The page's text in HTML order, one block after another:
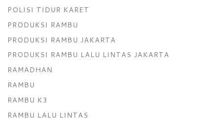
POLISI TIDUR KARET
PRODUKSI RAMBU
PRODUKSI RAMBU JAKARTA
PRODUKSI RAMBU LALU LINTAS JAKARTA
RAMADHAN
RAMBU
RAMBU K3
RAMBU LALU LINTAS